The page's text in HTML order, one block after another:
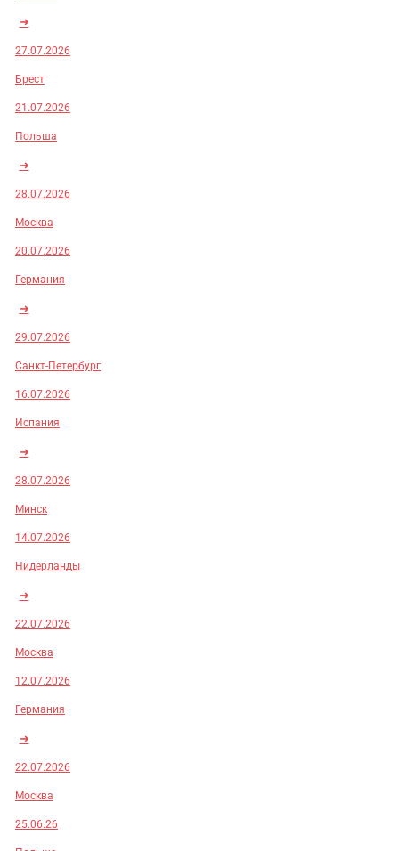
➜
27.07.2026
Брест
21.07.2026
Польша
➜
28.07.2026
Москва
20.07.2026
Германия
➜
29.07.2026
Санкт-Петербург
16.07.2026
Испания
➜
28.07.2026
Минск
14.07.2026
Нидерланды
➜
22.07.2026
Москва
12.07.2026
Германия
➜
22.07.2026
Москва
25.06.26